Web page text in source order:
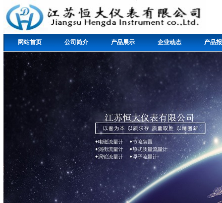
网站首页 公司简介 产品展示 企业动态 产品